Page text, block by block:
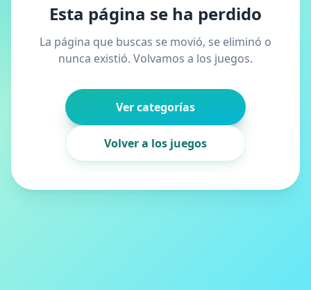
Esta página se ha perdido
La página que buscas se movió, se eliminó o
nunca existió. Volvamos a los juegos.
Ver categorías
Volver a los juegos